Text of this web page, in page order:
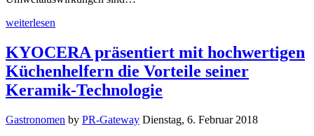
weiterlesen
KYOCERA präsentiert mit hochwertigen
Küchenhelfern die Vorteile seiner
Keramik-Technologie
Gastronomen by PR-Gateway Dienstag, 6. Februar 2018